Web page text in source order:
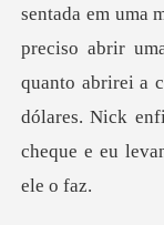
sentada em uma
preciso abrir